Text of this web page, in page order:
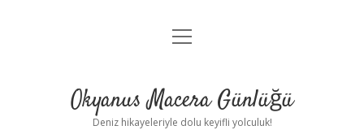
Anasayfa
Yasal Uyarı
menüyü
Okyanus Macera Günlüğü
Deniz hikayeleriyle dolu keyifli yolculuk!